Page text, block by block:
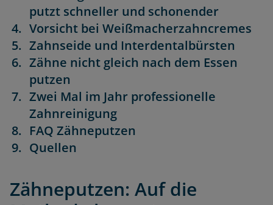
putzt schneller und schonender
Vorsicht bei Weißmacherzahncremes
Zahnseide und Interdentalbürsten
Zähne nicht gleich nach dem Essen
putzen
Zwei Mal im Jahr professionelle
Zahnreinigung
FAQ Zähneputzen
Quellen
Zähneputzen: Auf die